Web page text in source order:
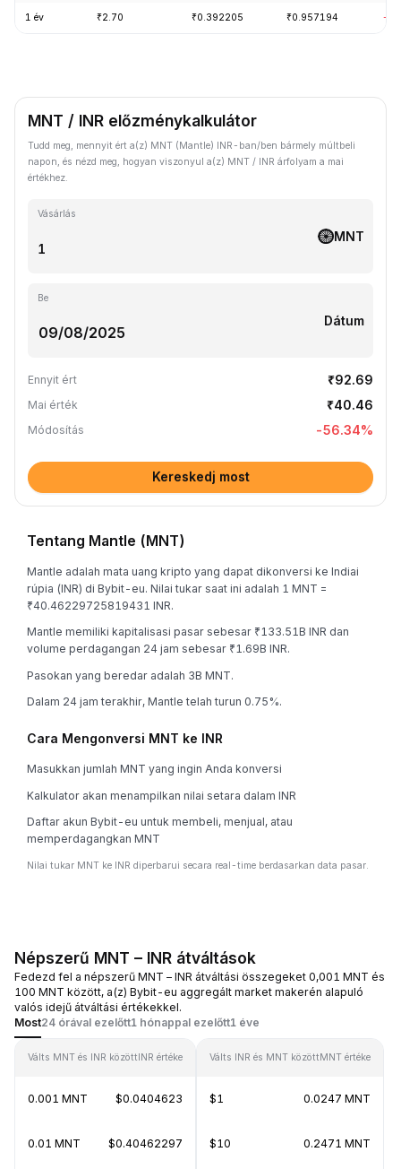
1 év ₹2.70 ₹0.392205 ₹0.957194 -
MNT / INR előzménykalkulátor
Tudd meg, mennyit ért a(z) MNT (Mantle) INR-ban/ben bármely múltbeli
napon, és nézd meg, hogyan viszonyul a(z) MNT / INR árfolyam a mai
értékhez.
Vásárlás
MNT
Be
Dátum
Ennyit ért ₹92.69
Mai érték ₹40.46
Módosítás -56.34%
Kereskedj most
Tentang Mantle (MNT)
Mantle adalah mata uang kripto yang dapat dikonversi ke Indiai
rúpia (INR) di Bybit-eu. Nilai tukar saat ini adalah 1 MNT =
₹40.46229725819431 INR.
Mantle memiliki kapitalisasi pasar sebesar ₹133.51B INR dan
volume perdagangan 24 jam sebesar ₹1.69B INR.
Pasokan yang beredar adalah 3B MNT.
Dalam 24 jam terakhir, Mantle telah turun 0.75%.
Cara Mengonversi MNT ke INR
Masukkan jumlah MNT yang ingin Anda konversi
Kalkulator akan menampilkan nilai setara dalam INR
Daftar akun Bybit-eu untuk membeli, menjual, atau
memperdagangkan MNT
Nilai tukar MNT ke INR diperbarui secara real-time berdasarkan data pasar.
Népszerű MNT – INR átváltások
Fedezd fel a népszerű MNT – INR átváltási összegeket 0,001 MNT és
100 MNT között, a(z) Bybit-eu aggregált market makerén alapuló
valós idejű átváltási értékekkel.
Most24 órával ezelőtt1 hónappal ezelőtt1 éve
Válts MNT és INR közöttINR értéke
0.001 MNT $0.0404623
0.01 MNT $0.40462297
Válts INR és MNT közöttMNT értéke
$1 0.0247 MNT
$10 0.2471 MNT